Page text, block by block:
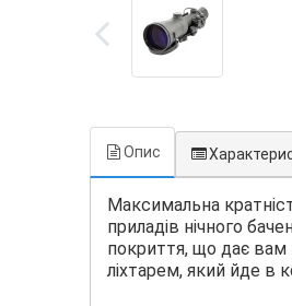
Опис
Максимальна
приладів нічного
покриття, що дає вам
ліхтарем, який йде в